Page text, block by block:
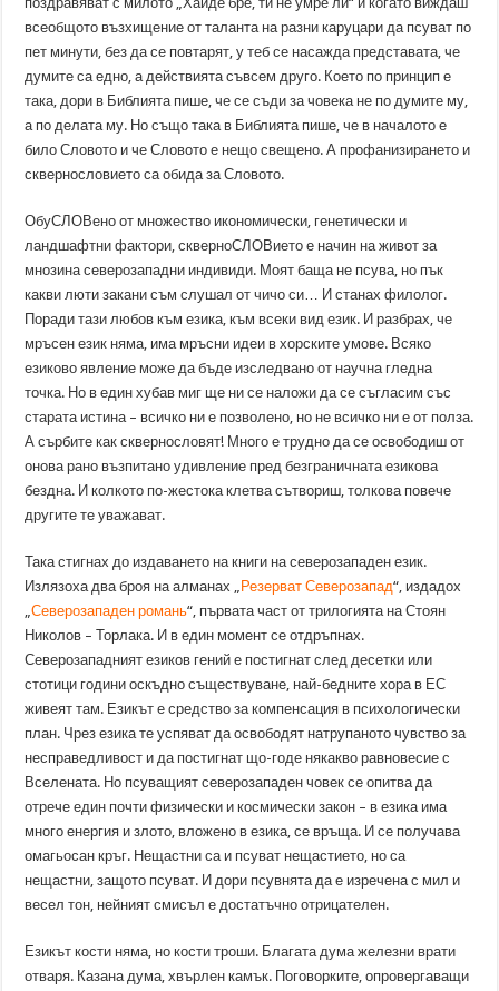
всеобщото възхищение от таланта на разни каруцари да псуват по
пет минути, без да се повтарят, у теб се насажда представата, че
думите са едно, а действията съвсем друго. Което по принцип е
така, дори в Библията пише, че се съди за човека не по думите му,
а по делата му. Но също така в Библията пише, че в началото е
било Словото и че Словото е нещо свещено. А профанизирането и
сквернословието са обида за Словото.
ОбуСЛОВено от множество икономически, генетически и
ландшафтни фактори, скверноСЛОВието е начин на живот за
мнозина северозападни индивиди. Моят баща не псува, но пък
какви люти закани съм слушал от чичо си… И станах филолог.
Поради тази любов към езика, към всеки вид език. И разбрах, че
мръсен език няма, има мръсни идеи в хорските умове. Всяко
езиково явление може да бъде изследвано от научна гледна
точка. Но в един хубав миг ще ни се наложи да се съгласим със
старата истина – всичко ни е позволено, но не всичко ни е от полза.
А сърбите как сквернословят! Много е трудно да се освободиш от
онова рано възпитано удивление пред безграничната езикова
бездна. И колкото по-жестока клетва сътвориш, толкова повече
другите те уважават.
Така стигнах до издаването на книги на северозападен език.
Излязоха два броя на алманах „ Резерват Северозапад“, издадох
„Северозападен романь“, първата част от трилогията на Стоян
Николов – Торлака. И в един момент се отдръпнах.
Северозападният езиков гений е постигнат след десетки или
стотици години оскъдно съществуване, най-бедните хора в ЕС
живеят там. Езикът е средство за компенсация в психологически
план. Чрез езика те успяват да освободят натрупаното чувство за
несправедливост и да постигнат що-годе някакво равновесие с
Вселената. Но псуващият северозападен човек се опитва да
отрече един почти физически и космически закон – в езика има
много енергия и злото, вложено в езика, се връща. И се получава
омагьосан кръг. Нещастни са и псуват нещастието, но са
нещастни, защото псуват. И дори псувнята да е изречена с мил и
весел тон, нейният смисъл е достатъчно отрицателен.
Езикът кости няма, но кости троши. Благата дума железни врати
отваря. Казана дума, хвърлен камък. Поговорките, опровергаващи